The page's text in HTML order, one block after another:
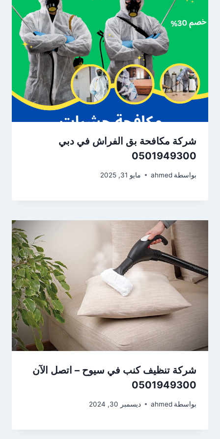
شركة مكافحة بق الفراش في دبي
0501949300
بواسطة ahmed مايو 31, 2025
شركة تنظيف كنب في سيوح – اتصل الآن
0501949300
بواسطة ahmed ديسمبر 30, 2024